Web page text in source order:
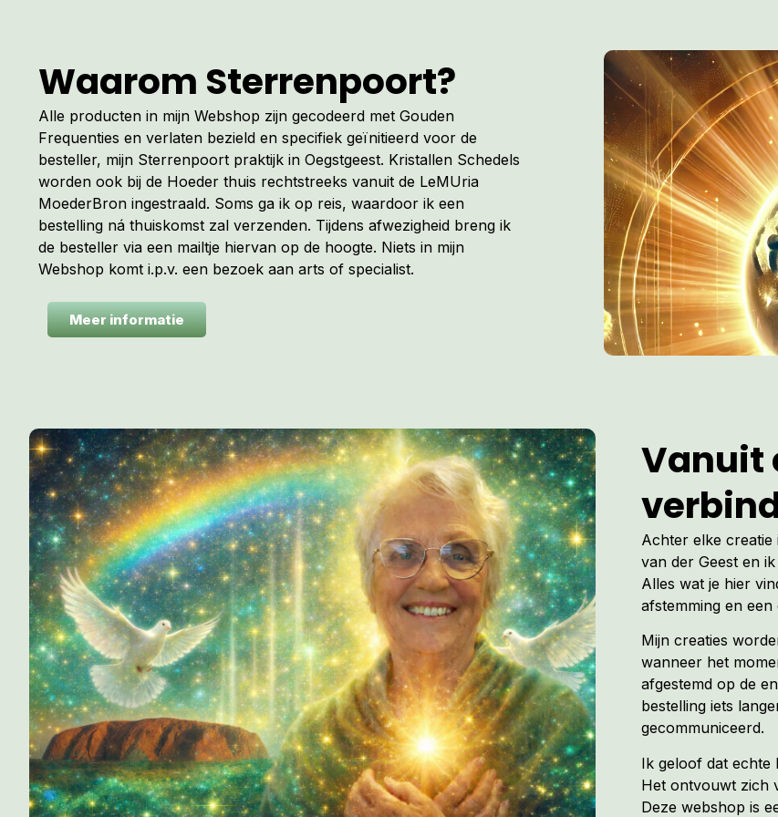
Waarom Sterrenpoort?
Alle producten in mijn Webshop zijn gecodeerd met Gouden
Frequenties en verlaten bezield en specifiek geïnitieerd voor de
besteller, mijn Sterrenpoort praktijk in Oegstgeest. Kristallen Schedels
worden ook bij de Hoeder thuis rechtstreeks vanuit de LeMUria
MoederBron ingestraald. Soms ga ik op reis, waardoor ik een
bestelling ná thuiskomst zal verzenden. Tijdens afwezigheid breng ik
de besteller via een mailtje hiervan op de hoogte. Niets in mijn
Webshop komt i.p.v. een bezoek aan arts of specialist.
Meer informatie
Vanuit
Achter elke creatie
van der Geest en
Alles wat je hier
afstemming en
Mijn creaties
wanneer het
afgestemd op de
bestelling iets
gecommuniceerd.
Ik geloof dat echte
Het ontvouwt zich
Deze webshop is